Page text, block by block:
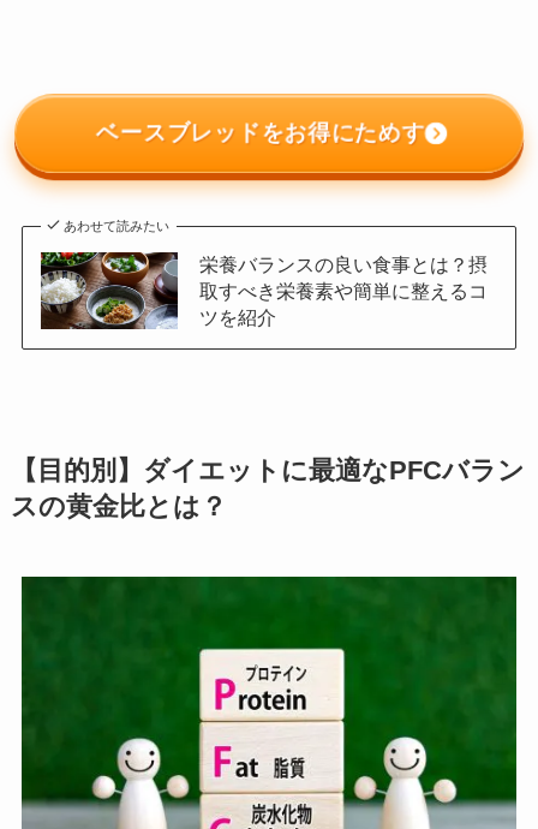
ベースブレッドをお得にためす
あわせて読みたい
栄養バランスの良い食事とは？摂
取すべき栄養素や簡単に整えるコ
ツを紹介
【目的別】ダイエットに最適なPFCバラン
スの黄金比とは？